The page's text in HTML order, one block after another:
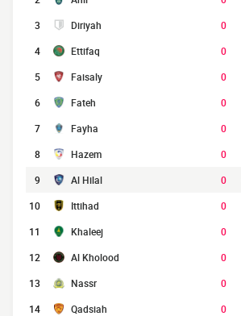
3 Diriyah 0
4 Ettifaq 0
5 Faisaly 0
6 Fateh 0
7 Fayha 0
8 Hazem 0
9 Al Hilal 0
10
Ittihad 0
11 Khaleej 0
12 Al Kholood 0
13 Nassr 0
14 Qadsiah 0